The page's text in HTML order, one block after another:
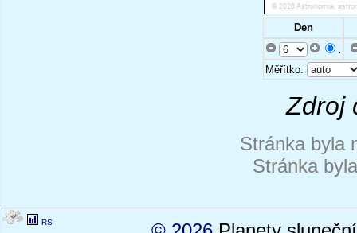
Den
.
Měřítko:
Zdroj
Stránka byla
Stránka
RS